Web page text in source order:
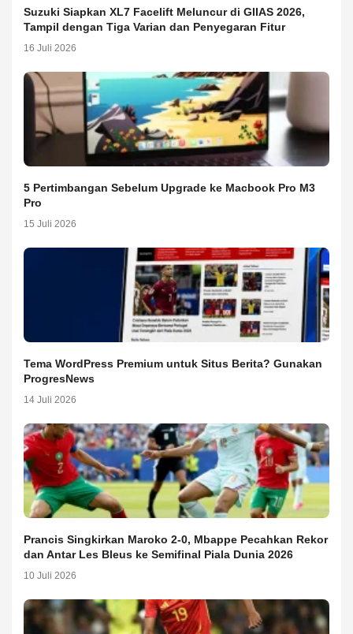
Suzuki Siapkan XL7 Facelift Meluncur di GIIAS 2026,
Tampil dengan Tiga Varian dan Penyegaran Fitur
16 Juli 2026
5 Pertimbangan Sebelum Upgrade ke Macbook Pro M3
Pro
15 Juli 2026
Tema WordPress Premium untuk Situs Berita? Gunakan
ProgresNews
14 Juli 2026
Prancis Singkirkan Maroko 2-0, Mbappe Pecahkan Rekor
dan Antar Les Bleus ke Semifinal Piala Dunia 2026
10 Juli 2026